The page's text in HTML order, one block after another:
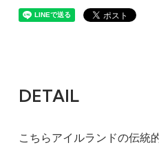
DETAIL
こちらアイルランドの伝統